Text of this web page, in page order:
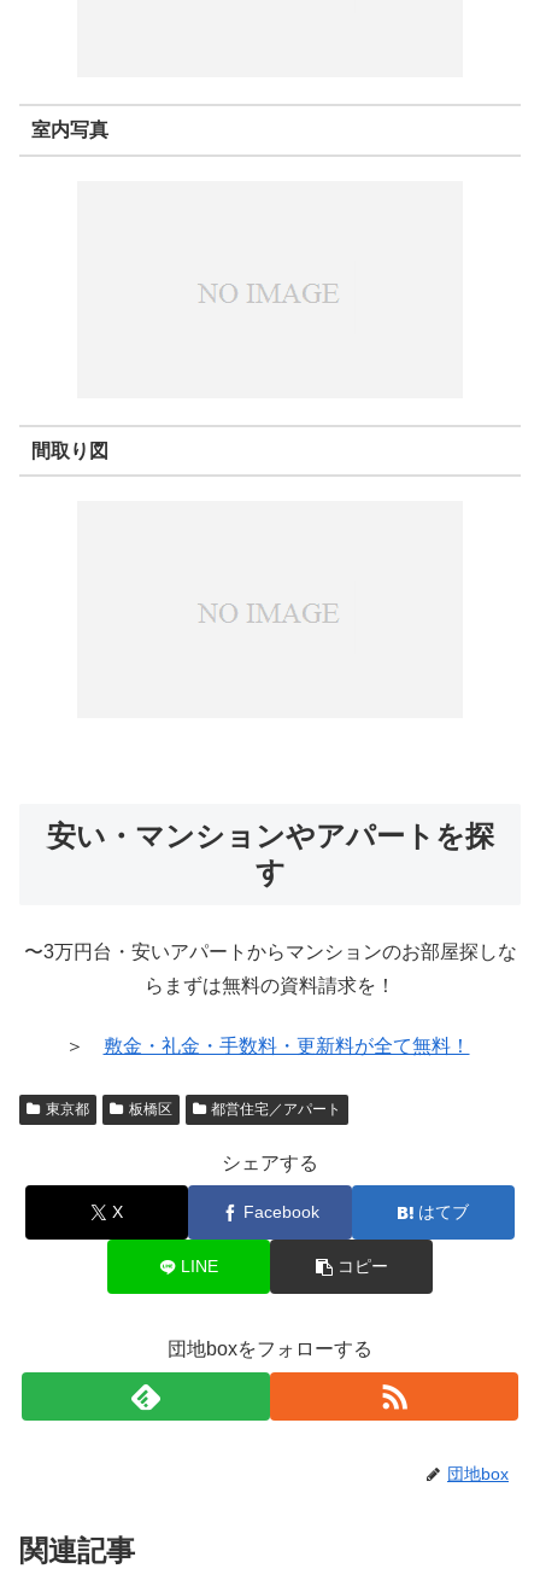
室内写真
間取り図
安い・マンションやアパートを探
す
〜3万円台・安いアパートからマンションのお部屋探しな
らまずは無料の資料請求を！
＞ 敷金・礼金・手数料・更新料が全て無料！
東京都 板橋区 都営住宅／アパート
シェアする
X Facebook はてブ
LINE コピー
団地boxをフォローする
団地box
関連記事